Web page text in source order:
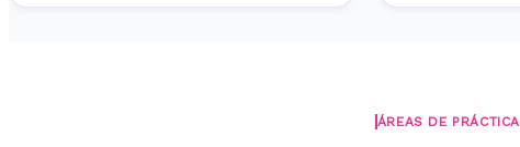
ÁREAS DE PRÁCTICA